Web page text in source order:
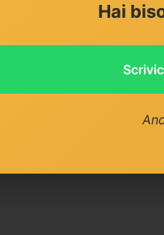
Hai